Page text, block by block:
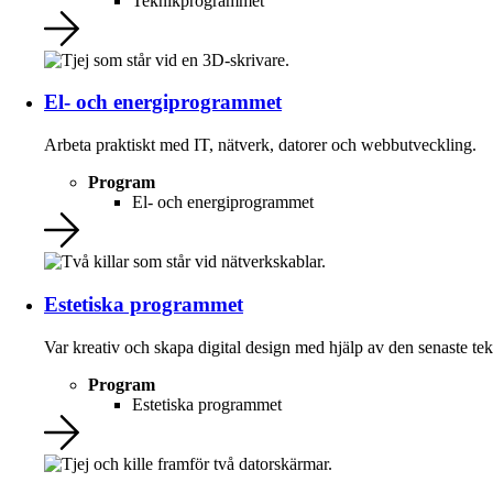
El- och energiprogrammet
Arbeta praktiskt med IT, nätverk, datorer och webbutveckling.
Program
El- och energiprogrammet
Estetiska programmet
Var kreativ och skapa digital design med hjälp av den senaste
Program
Estetiska programmet